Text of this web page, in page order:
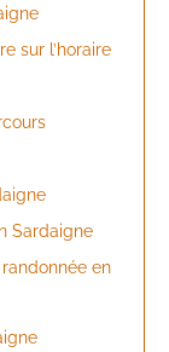
sur l’horaire
Sardaigne
en